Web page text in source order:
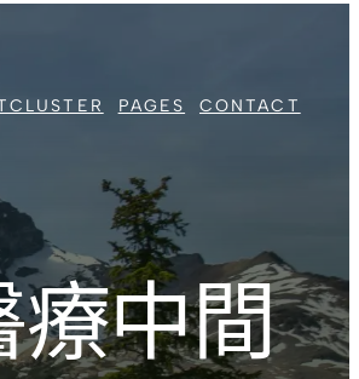
CLUSTER PAGES CONTACT
療中間